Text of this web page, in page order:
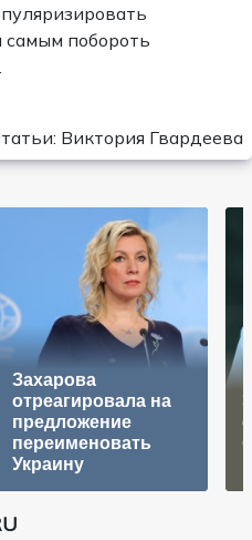
самым побороть
Виктория Гвардеева
Захарова
отреагировала на
предложение
переименовать
Украину